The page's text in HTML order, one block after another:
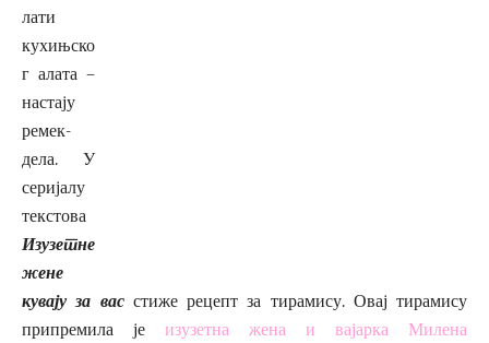
лати
кухињско
г алата –
настају
ремек-
дела. У
серијалу
текстова
Изузетне
жене
кувају за васстиже рецепт за тирамису. Овај тирамису
припремила је изузетна жена и вајарка Милена